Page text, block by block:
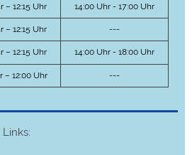
– 12:15 Uhr 14:00 Uhr - 17:00 Uhr
– 12:15 Uhr ---
– 12:15 Uhr 14:00 Uhr - 18:00 Uhr
– 12:00 Uhr ---